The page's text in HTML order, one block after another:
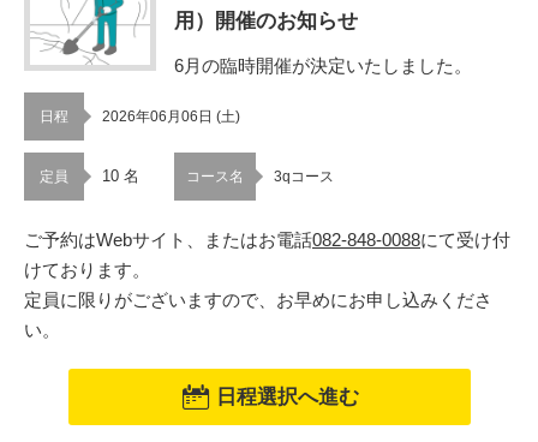
用）開催のお知らせ
6月の臨時開催が決定いたしました。
日程 2026年06月06日 (土)
定員 10 名 コース名 3qコース
ご予約はWebサイト、またはお電話082-848-0088にて受け付
けております。
定員に限りがございますので、お早めにお申し込みくださ
い。
日程選択へ進む